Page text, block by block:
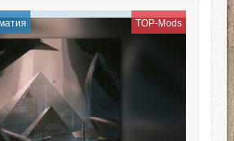
TOP-Mods